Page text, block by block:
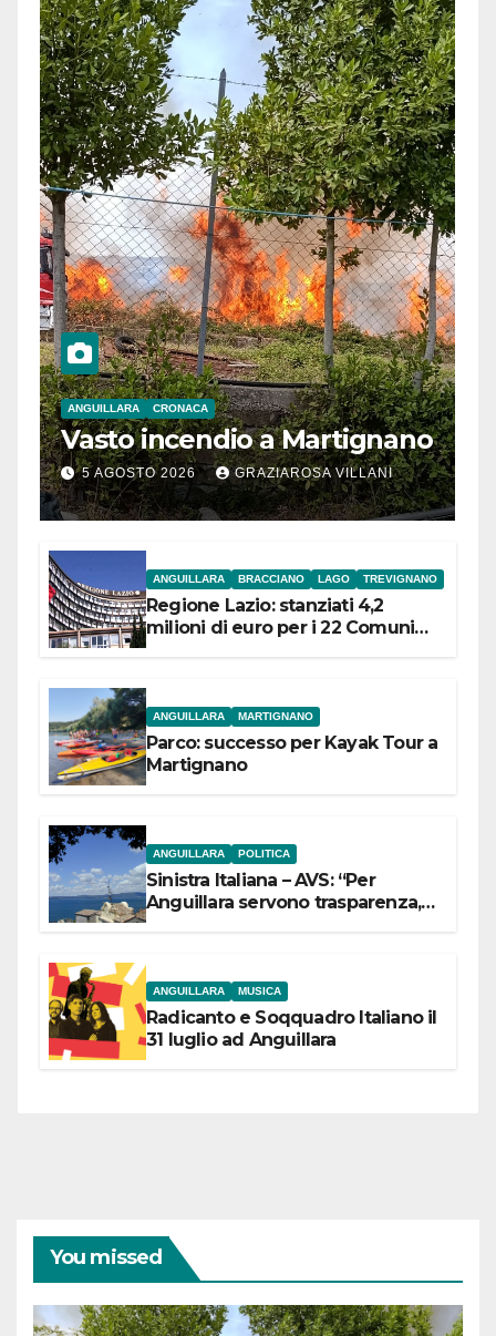
ANGUILLARA CRONACA
Vasto incendio a Martignano
5 AGOSTO 2026 GRAZIAROSA VILLANI
ANGUILLARA BRACCIANO LAGO TREVIGNANO
Regione Lazio: stanziati 4,2
milioni di euro per i 22 Comuni
ANGUILLARA MARTIGNANO
Parco: successo per Kayak Tour a
Martignano
ANGUILLARA POLITICA
Sinistra Italiana – AVS: “Per
Anguillara servono trasparenza,
ANGUILLARA MUSICA
Radicanto e Soqquadro Italiano il
31 luglio ad Anguillara
You missed